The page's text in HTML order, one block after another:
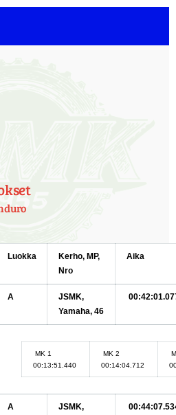
Moottorikerho ( JSMK )
Luokka
Kerho, MP,
Nro
Aika
A
JSMK,
Yamaha, 46
MK 1
00:13:51.440
MK 2
00:14:04.712
A
JSMK,